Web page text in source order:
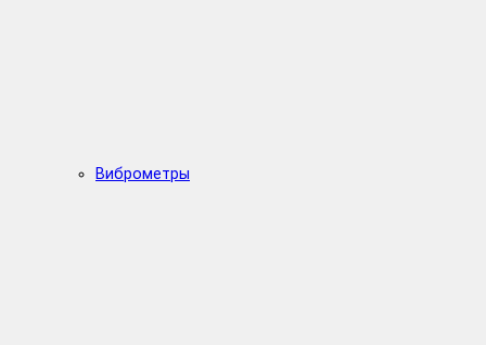
Виброметры